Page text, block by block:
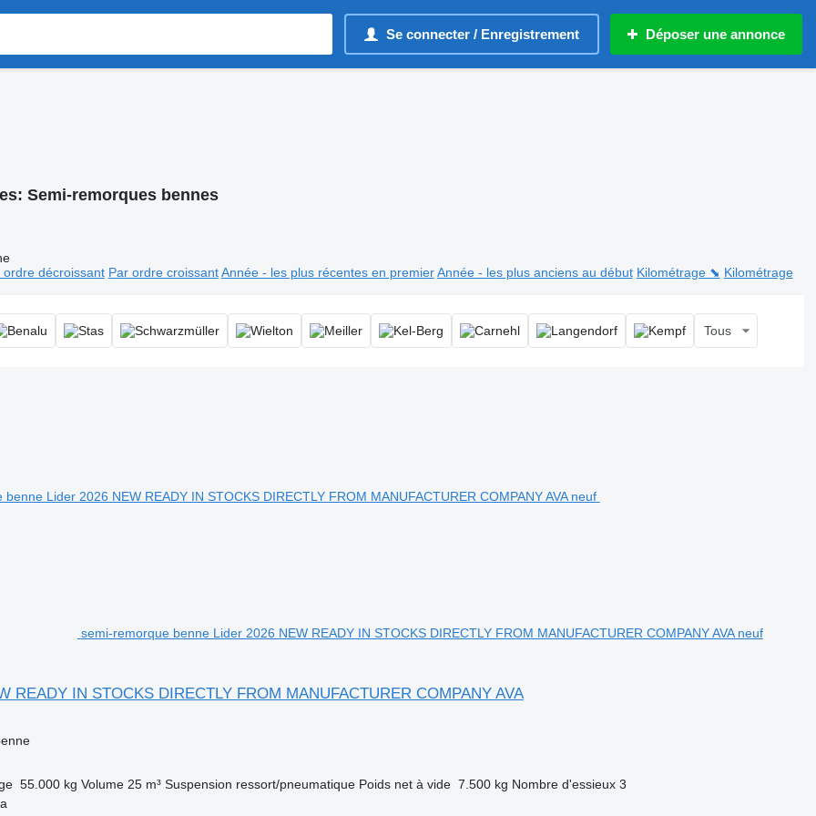
Se connecter / Enregistrement Déposer une annonce
Semi-remorques bennes
ordre décroissant Par ordre croissant Année - les plus récentes en premier Année - les plus anciens au début Kilométrage ⬊ Kilométrage
Tous
semi-remorque benne Lider 2026 NEW READY IN STOCKS DIRECTLY FROM MANUFACTURER COMPANY AVA neuf
READY IN STOCKS DIRECTLY FROM MANUFACTURER COMPANY AVA
55.000 kg Volume 25 m³ Suspension ressort/pneumatique Poids net à vide 7.500 kg Nombre d'essieux 3